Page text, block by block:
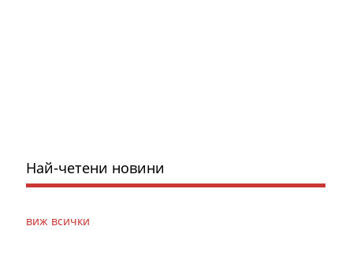
Най-четени новини
виж всички